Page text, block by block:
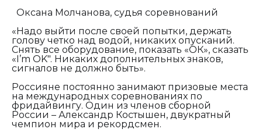
Оксана Молчанова, судья соревнований
«Надо выйти после своей попытки, держать
голову четко над водой, никаких опусканий.
Снять все оборудование, показать «ОК», сказать
«I’m OK". Никаких дополнительных знаков,
сигналов не должно быть».
Россияне постоянно занимают призовые места
на международных соревнованиях по
фридайвингу. Один из членов сборной
России – Александр Костышен, двукратный
чемпион мира и рекордсмен.